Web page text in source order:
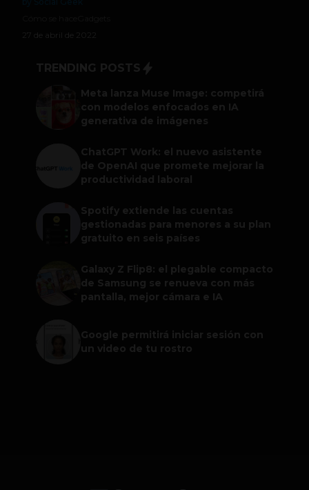
27 de abril de 2022
TRENDING POSTS
Meta lanza Muse Image: competirá
con modelos enfocados en IA
generativa de imágenes
ChatGPT Work: el nuevo asistente
de OpenAI que promete mejorar la
productividad laboral
Spotify extiende las cuentas
gestionadas para menores a su plan
gratuito en seis países
Galaxy Z Flip8: el plegable compacto
de Samsung se renueva con más
pantalla, mejor cámara e IA
Google permitirá iniciar sesión con
un video de tu rostro